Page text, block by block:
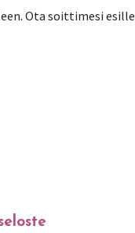
Ota soittimesi esille